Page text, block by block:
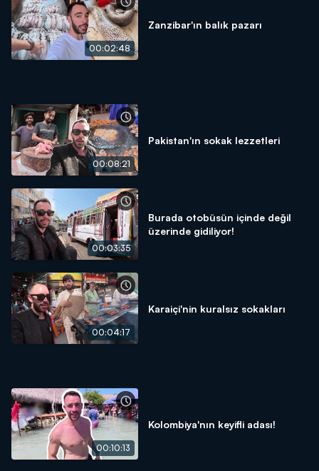
00:02:48
Zanzibar'ın balık pazarı
00:08:21
Pakistan'ın sokak lezzetleri
00:03:35
Burada otobüsün içinde değil
üzerinde gidiliyor!
00:04:17
Karaiçi'nin kuralsız sokakları
00:10:13
Kolombiya'nın keyifli adası!